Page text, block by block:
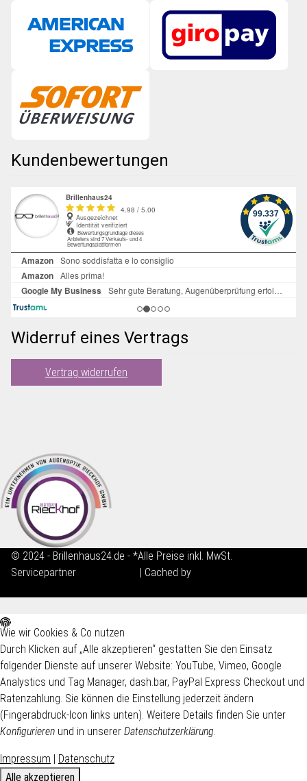
Kundenbewertungen
Widerruf eines Vertrags
Vertrag widerrufen
© 2024 - Brillenhaus24.de - *Alle Preise inkl. MwSt.
Servicepartner
| Cached by
Wie wir Cookies & Co nutzen
Durch Klicken auf „Alle akzeptieren“ gestatten Sie den Einsatz
folgender Dienste auf unserer Website: YouTube, Vimeo, Google
Analystics und Tag Manager, dash.bar, PayPal Express Checkout und
Ratenzahlung. Sie können die Einstellung jederzeit ändern
(Fingerabdruck-Icon links unten). Weitere Details finden Sie unter
Konfigurieren und in unserer Datenschutzerklärung.
Impressum
Datenschutz
Alle akzeptieren